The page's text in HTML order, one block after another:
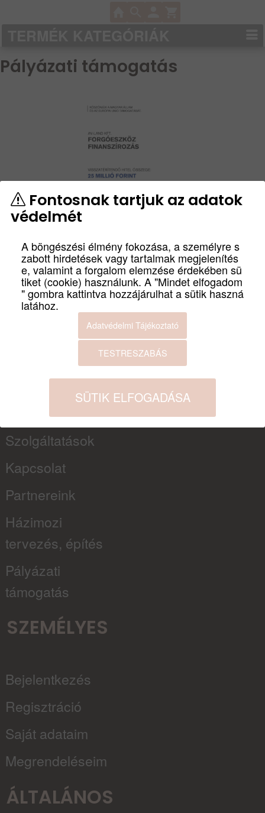
Pályázati támogatás
Kedvezményezett neve: AV-
Szerződött támogatási összeg:
Projekt azonosító száma:
INFORMÁCIÓK
Szolgáltatások
Kapcsolat
Partnereink
Házimozi
tervezés, építés
Pályázati
támogatás
SZEMÉLYES
Bejelentkezés
Regisztráció
Saját adataim
Megrendeléseim
ÁLTALÁNOS
Fontosnak tartjuk az adatok
védelmét
A böngészési élmény fokozása, a személyre s
zabott hirdetések vagy tartalmak megjelenítés
e, valamint a forgalom elemzése érdekében sü
tiket (cookie) használunk. A "Mindet elfogadom
" gombra kattintva hozzájárulhat a sütik haszná
latához.
Adatvédelmi Tájékoztató
TESTRESZABÁS
SÜTIK ELFOGADÁSA